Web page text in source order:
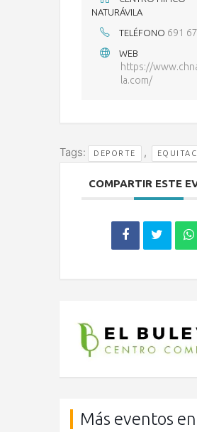
NATURÁVILA
TELÉFONO 691
WEB
https://
la.com/
Tags: DEPORTE ,
COMPARTIR ESTE
Más eventos